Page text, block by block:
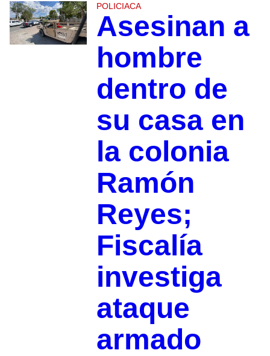
POLICIACA
Asesinan a
hombre
dentro de
su casa en
la colonia
Ramón
Reyes;
Fiscalía
investiga
ataque
armado